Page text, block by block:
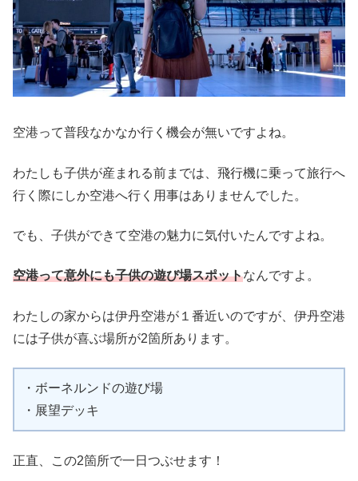
空港って普段なかなか行く機会が無いですよね。
わたしも子供が産まれる前までは、飛行機に乗って旅行へ
行く際にしか空港へ行く用事はありませんでした。
でも、子供ができて空港の魅力に気付いたんですよね。
空港って意外にも子供の遊び場スポットなんですよ。
わたしの家からは伊丹空港が１番近いのですが、伊丹空港
には子供が喜ぶ場所が2箇所あります。
・ボーネルンドの遊び場
・展望デッキ
正直、この2箇所で一日つぶせます！